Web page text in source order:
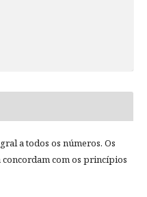
a todos os números. Os
com os princípios